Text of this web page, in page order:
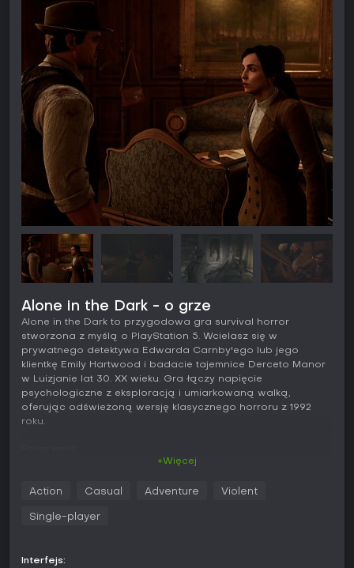
Alone in the Dark - o grze
Alone in the Dark to przygodowa gra survival horror
stworzona z myślą o PlayStation 5. Wcielasz się w
prywatnego detektywa Edwarda Carnby'ego lub jego
klientkę Emily Hartwood i badacie tajemnice Derceto Manor
w Luizjanie lat 30. XX wieku. Gra łączy napięcie
psychologiczne z eksploracją i umiarkowaną walką,
oferując odświeżoną wersję klasycznego horroru z 1992
roku.
obserwujemy z perspektywy trzecioosobowej zza ramienia,
strzał czy cios ma znaczenie - amunicji i przedmiotów jest
+Więcej
Action Casual Adventure Violent
Single-player
Interfejs: